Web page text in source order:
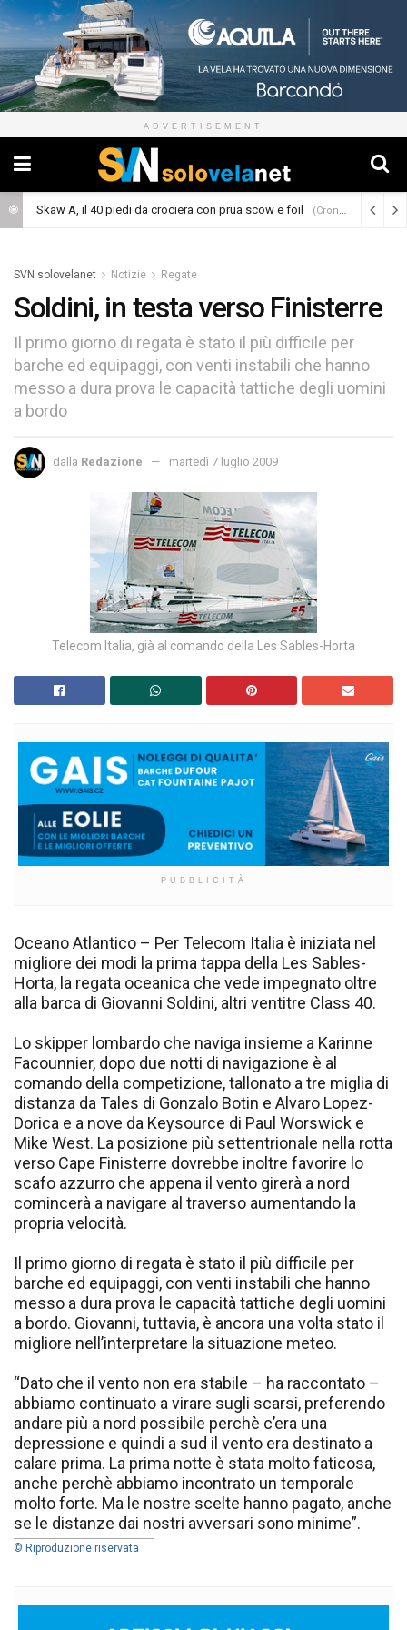
ADVERTISEMENT
Skaw A, il 40 piedi da crociera con prua scow e foil (Cronaca)
SVN solovelanet Notizie Regate
Soldini, in testa verso Finisterre
Il primo giorno di regata è stato il più difficile per
barche ed equipaggi, con venti instabili che hanno
messo a dura prova le capacità tattiche degli uomini
a bordo
dalla Redazione martedì 7 luglio 2009
Telecom Italia, già al comando della Les Sables-Horta
PUBBLICITÀ
Oceano Atlantico – Per Telecom Italia è iniziata nel
migliore dei modi la prima tappa della Les Sables-
Horta, la regata oceanica che vede impegnato oltre
alla barca di Giovanni Soldini, altri ventitre Class 40.
Lo skipper lombardo che naviga insieme a Karinne
Facounnier, dopo due notti di navigazione è al
comando della competizione, tallonato a tre miglia di
distanza da Tales di Gonzalo Botin e Alvaro Lopez-
Dorica e a nove da Keysource di Paul Worswick e
Mike West. La posizione più settentrionale nella rotta
verso Cape Finisterre dovrebbe inoltre favorire lo
scafo azzurro che appena il vento girerà a nord
comincerà a navigare al traverso aumentando la
propria velocità.
Il primo giorno di regata è stato il più difficile per
barche ed equipaggi, con venti instabili che hanno
messo a dura prova le capacità tattiche degli uomini
a bordo. Giovanni, tuttavia, è ancora una volta stato il
migliore nell’interpretare la situazione meteo.
“Dato che il vento non era stabile – ha raccontato –
abbiamo continuato a virare sugli scarsi, preferendo
andare più a nord possibile perchè c’era una
depressione e quindi a sud il vento era destinato a
calare prima. La prima notte è stata molto faticosa,
anche perchè abbiamo incontrato un temporale
molto forte. Ma le nostre scelte hanno pagato, anche
se le distanze dai nostri avversari sono minime”.
© Riproduzione riservata